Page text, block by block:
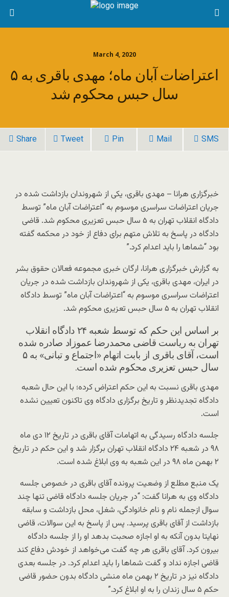
March 4, 2020
اعتراضات آبان ماه؛ مهدی باقری به ۵
سال حبس محکوم شد
Share Tweet Pin Mail SMS
خبرگزاری هرانا – مهدی باقری، یکی از شهروندان بازداشت شده در
جریان اعتراضات سراسری موسوم به “اعتراضات آبان ماه” توسط
دادگاه انقلاب تهران به ۵ سال حبس تعزیری محکوم شد. قاضی
دادگاه در پاسخ به تلاش متهم برای دفاع از خود در محکمه گفته
بود “شماها را باید اعدام کرد.”
به گزارش خبرگزاری هرانا، ارگان خبری مجموعه فعالان حقوق بشر
در ایران، مهدی باقری، یکی از شهروندان بازداشت شده در جریان
اعتراضات سراسری موسوم به “اعتراضات آبان ماه” توسط دادگاه
انقلاب تهران به ۵ سال حبس تعزیری محکوم شد.
بر اساس این حکم که توسط شعبه ۲۴ دادگاه انقلاب
تهران به ریاست قاضی محمدرضا عموزاد صادره شده
است، آقای باقری از بابت اتهام «اجتماع و تبانی» به ۵
سال حبس تعزیری محکوم شده است.
مهدی باقری نسبت به این حکم اعتراض کرده؛ با این حال شعبه
دادگاه تجدیدنظر و تاریخ برگزاری دادگاه وی تاکنون تعیین نشده
است.
جلسه دادگاه رسیدگی به اتهامات آقای باقری در تاریخ ۱۲ دی ماه
۹۸ در شعبه ۲۴ دادگاه انقلاب تهران برگزار شد و این حکم در تاریخ
۲ بهمن ماه ۹۸ در این شعبه به وی ابلاغ شده است.
یک منبع مطلع از وضعیت پرونده آقای باقری در خصوص جلسه
دادگاه وی به هرانا گفت: “در جریان جلسه دادگاه قاضی تنها چند
سوال ازجمله نام و نام خانوادگی، شغل، محل بازداشت و سابقه
بازداشت از آقای باقری پرسید. پس از پاسخ به این سوالات، قاضی
نهایتا بدون آنکه به او اجازه صحبت بدهد او را از جلسه دادگاه
بیرون کرد. آقای باقری هر چه گفت می‌خواهد از خودش دفاع کند
قاضی اجازه نداد و گفت شماها را باید اعدام کرد. در جلسه بعدی
دادگاه نیز در تاریخ ۲ بهمن ماه منشی دادگاه بدون حضور قاضی
حکم ۵ سال زندان را به او ابلاغ کرد.”